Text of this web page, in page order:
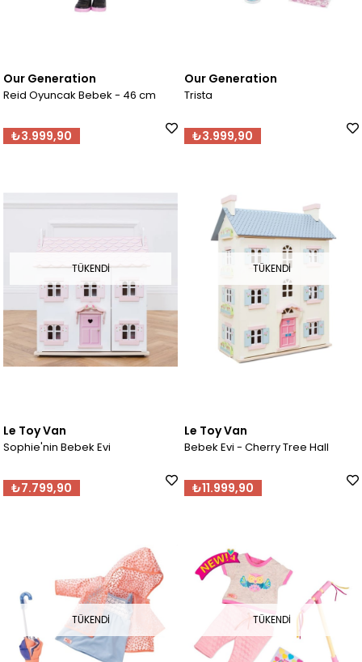
Our Generation
Reid Oyuncak Bebek - 46 cm
₺3.999,90
Our Generation
Trista
₺3.999,90
TÜKENDI
Le Toy Van
Sophie'nin Bebek Evi
₺7.799,90
TÜKENDI
Le Toy Van
Bebek Evi - Cherry Tree Hall
₺11.999,90
TÜKENDI TÜKENDI